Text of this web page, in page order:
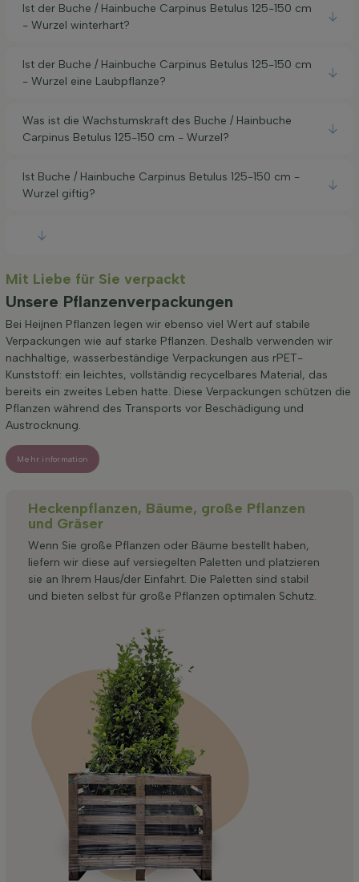
Ist der Buche / Hainbuche Carpinus Betulus 125-150 cm
- Wurzel winterhart?
Ist der Buche / Hainbuche Carpinus Betulus 125-150 cm
- Wurzel eine Laubpflanze?
Was ist die Wachstumskraft des Buche / Hainbuche
Carpinus Betulus 125-150 cm - Wurzel?
Ist Buche / Hainbuche Carpinus Betulus 125-150 cm -
Wurzel giftig?
Mit Liebe für Sie verpackt
Unsere Pflanzenverpackungen
Bei Heijnen Pflanzen legen wir ebenso viel Wert auf stabile
Verpackungen wie auf starke Pflanzen. Deshalb verwenden wir
nachhaltige, wasserbeständige Verpackungen aus rPET-
Kunststoff: ein leichtes, vollständig recycelbares Material, das
bereits ein zweites Leben hatte. Diese Verpackungen schützen die
Pflanzen während des Transports vor Beschädigung und
Austrocknung.
Mehr information
Heckenpflanzen, Bäume, große Pflanzen
und Gräser
Wenn Sie große Pflanzen oder Bäume bestellt haben,
liefern wir diese auf versiegelten Paletten und platzieren
sie an Ihrem Haus/der Einfahrt. Die Paletten sind stabil
und bieten selbst für große Pflanzen optimalen Schutz.